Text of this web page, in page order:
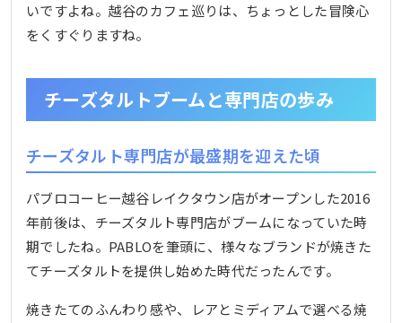
いですよね。越谷のカフェ巡りは、ちょっとした冒険心
をくすぐりますね。
チーズタルトブームと専門店の歩み
チーズタルト専門店が最盛期を迎えた頃
パブロコーヒー越谷レイクタウン店がオープンした2016
年前後は、チーズタルト専門店がブームになっていた時
期でしたね。PABLOを筆頭に、様々なブランドが焼きた
てチーズタルトを提供し始めた時代だったんです。
焼きたてのふんわり感や、レアとミディアムで選べる焼